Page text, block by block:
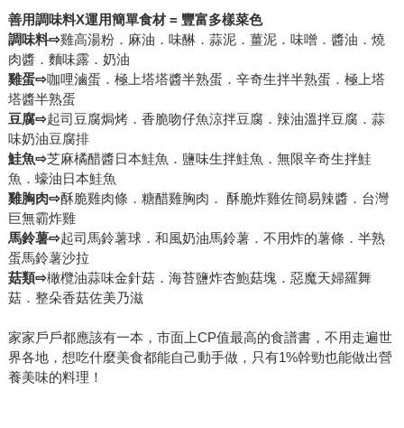
善用調味料X運用簡單食材 = 豐富多樣菜色
調味料⇨雞高湯粉．麻油．味醂．蒜泥．薑泥．味噌．醬油．燒
肉醬．麵味露．奶油
雞蛋⇨咖哩滷蛋．極上塔塔醬半熟蛋．辛奇生拌半熟蛋．極上塔
塔醬半熟蛋
豆腐⇨起司豆腐焗烤．香脆吻仔魚涼拌豆腐．辣油溫拌豆腐．蒜
味奶油豆腐排
鮭魚⇨芝麻橘醋醬日本鮭魚．鹽味生拌鮭魚．無限辛奇生拌鮭
魚．蠔油日本鮭魚
雞胸肉⇨酥脆雞肉條．糖醋雞胸肉． 酥脆炸雞佐簡易辣醬．台灣
巨無霸炸雞
馬鈴薯⇨起司馬鈴薯球．和風奶油馬鈴薯．不用炸的薯條．半熟
蛋馬鈴薯沙拉
菇類⇨橄欖油蒜味金針菇．海苔鹽炸杏鮑菇塊．惡魔天婦羅舞
菇．整朵香菇佐美乃滋
家家戶戶都應該有一本，市面上CP值最高的食譜書，不用走遍世
界各地，想吃什麼美食都能自己動手做，只有1%幹勁也能做出營
養美味的料理！